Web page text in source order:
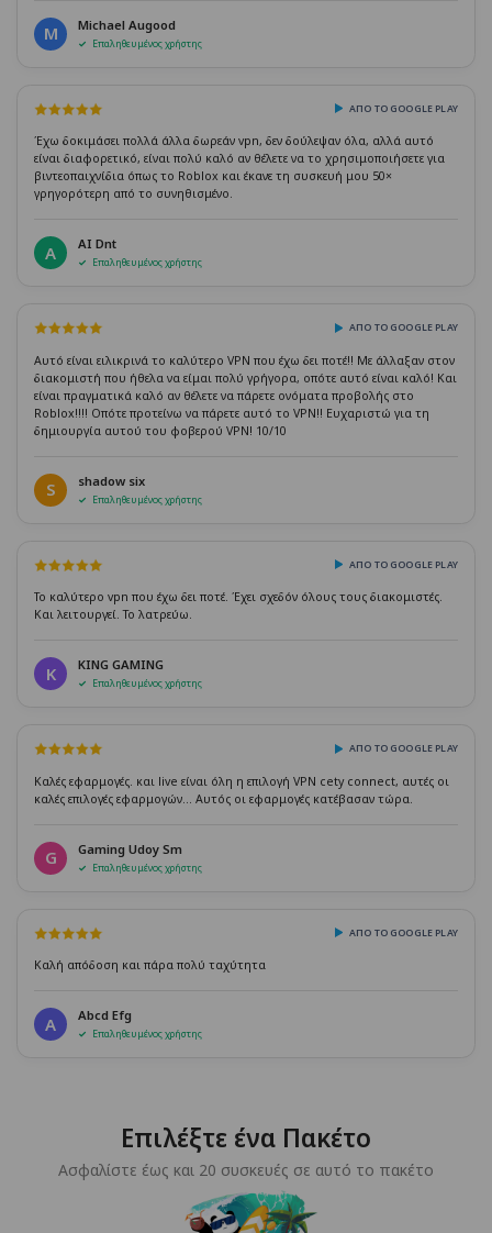
M Michael Augood
Επαληθευμένος χρήστης
ΑΠΌ ΤΟ GOOGLE PLAY
Έχω δοκιμάσει πολλά άλλα δωρεάν vpn, δεν δούλεψαν όλα, αλλά αυτό
είναι διαφορετικό, είναι πολύ καλό αν θέλετε να το χρησιμοποιήσετε για
βιντεοπαιχνίδια όπως το Roblox και έκανε τη συσκευή μου 50×
γρηγορότερη από το συνηθισμένο.
A AI Dnt
Επαληθευμένος χρήστης
ΑΠΌ ΤΟ GOOGLE PLAY
Αυτό είναι ειλικρινά το καλύτερο VPN που έχω δει ποτέ!! Με άλλαξαν στον
διακομιστή που ήθελα να είμαι πολύ γρήγορα, οπότε αυτό είναι καλό! Και
είναι πραγματικά καλό αν θέλετε να πάρετε ονόματα προβολής στο
Roblox!!!! Οπότε προτείνω να πάρετε αυτό το VPN!! Ευχαριστώ για τη
δημιουργία αυτού του φοβερού VPN! 10/10
S shadow six
Επαληθευμένος χρήστης
ΑΠΌ ΤΟ GOOGLE PLAY
Το καλύτερο vpn που έχω δει ποτέ. Έχει σχεδόν όλους τους διακομιστές.
Και λειτουργεί. Το λατρεύω.
K KING GAMING
Επαληθευμένος χρήστης
ΑΠΌ ΤΟ GOOGLE PLAY
Καλές εφαρμογές. και live είναι όλη η επιλογή VPN cety connect, αυτές οι
καλές επιλογές εφαρμογών... Αυτός οι εφαρμογές κατέβασαν τώρα.
G Gaming Udoy Sm
Επαληθευμένος χρήστης
ΑΠΌ ΤΟ GOOGLE PLAY
Καλή απόδοση και πάρα πολύ ταχύτητα
A Abcd Efg
Επαληθευμένος χρήστης
Επιλέξτε ένα Πακέτο
Ασφαλίστε έως και 20 συσκευές σε αυτό το πακέτο